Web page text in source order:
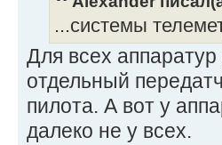
...системы
Для всех
отдельный
пилота. А вот у
далеко не у всех.